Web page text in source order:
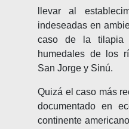
llevar al
indeseadas en
caso de la tilapia
humedales de los
San Jorge y Sinú.
Quizá el caso más
documentado en
continente